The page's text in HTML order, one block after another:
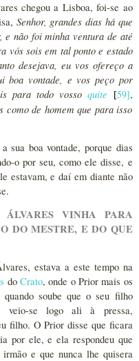
chegou a Lisboa, foi-se ao
Senhor, grandes dias há que
e não foi minha ventura de até
vós sois em tal ponto e estado
desejava, eu vos ofereço a
boa vontade, e vos peço por
para todo vossoquite [59],
como de homem que para isso
sua boa vontade, porque dias
o por seu, como ele disse, e
estavam, e daí em diante não
VINHA PARA
DO MESTRE, E DO QUE
estava a este tempo na
do Crato, onde o Prior mais os
soube que o seu filho
veio-se logo ali à pressa,
filho. O Prior disse que ficara
por ele, e ela respondeu que
e que nunca lhe quisera